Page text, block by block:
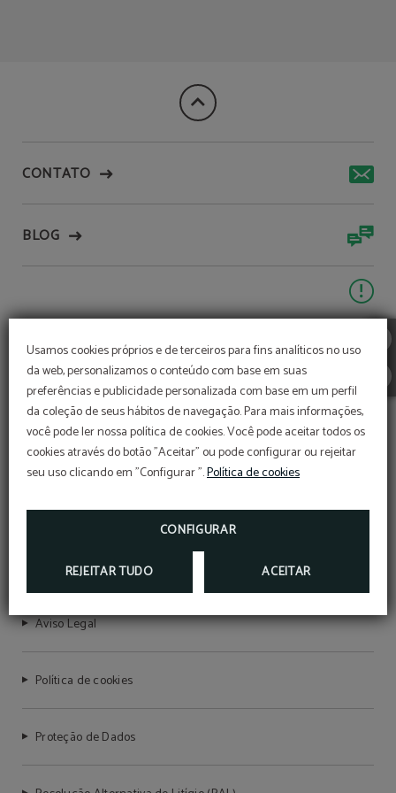
Usamos cookies próprios e de terceiros para fins analíticos no uso
da web, personalizamos o conteúdo com base em suas
preferências e publicidade personalizada com base em um perfil
da coleção de seus hábitos de navegação. Para mais informações,
você pode ler nossa política de cookies. Você pode aceitar todos os
cookies através do botão "Aceitar" ou pode configurar ou rejeitar
seu uso clicando em "Configurar ".Política de cookies
CONFIGURAR
REJEITAR TUDO ACEITAR
CONTATO
BLOG
RNET Nº6721
Aviso Legal
Política de cookies
Proteção de Dados
Early Summer
Aproveite as nossas ofertas de estreia e garanta
a sua estadia ao melhor preço.
Reserve já a sua estadia e prepare-se para viver
férias inesquecíveis.